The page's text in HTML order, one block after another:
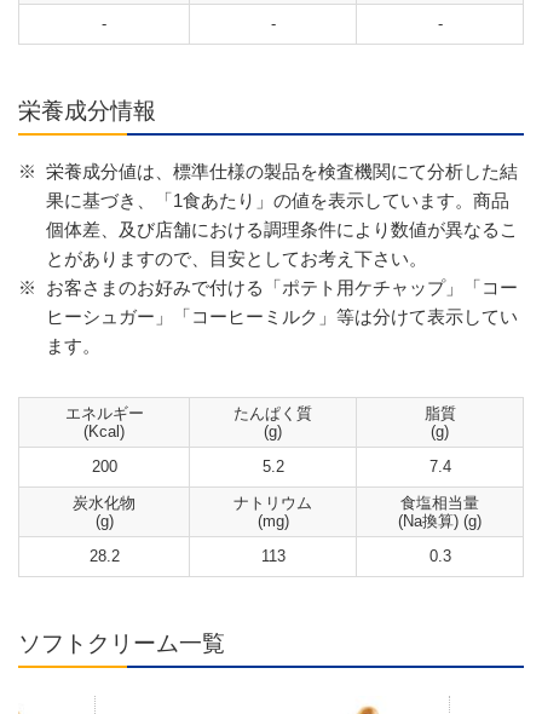
-
-
-
栄養成分情報
※ 栄養成分値は、標準仕様の製品を検査機関にて分析した結
果に基づき、「1食あたり」の値を表示しています。商品
個体差、及び店舗における調理条件により数値が異なるこ
とがありますので、目安としてお考え下さい。
※
お客さまのお好みで付ける「ポテト用ケチャップ」「コー
ヒーシュガー」「コーヒーミルク」等は分けて表示してい
ます。
エネルギー
(Kcal)
200
たんぱく質
(g)
5.2
脂質
(g)
7.4
炭水化物
(g)
28.2
ナトリウム
(mg)
113
食塩相当量
(Na換算) (g)
0.3
ソフトクリーム一覧